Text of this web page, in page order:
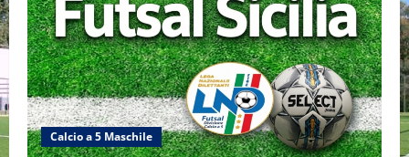
Calcio a 5 Maschile